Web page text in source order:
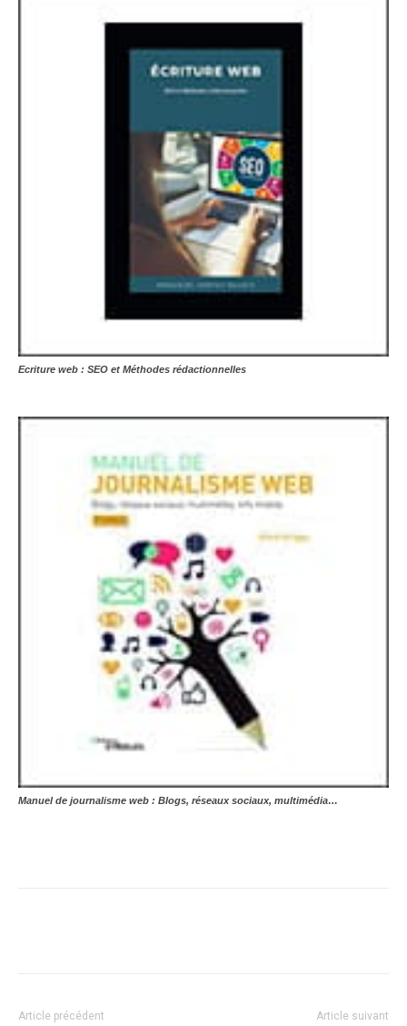
Ecriture web : SEO et Méthodes rédactionnelles
Manuel de journalisme web : Blogs, réseaux sociaux, multimédia…
Article précédent Article suivant